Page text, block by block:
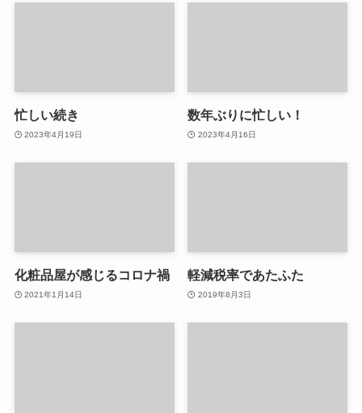
忙しい続き
2023年4月19日
数年ぶりに忙しい！
2023年4月16日
化粧品屋が感じるコロナ禍
2021年1月14日
軽減税率であたふた
2019年8月3日